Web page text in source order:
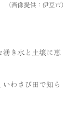
（画像提供：伊豆市）
湧き水と土壌に恵
わさび田で知ら